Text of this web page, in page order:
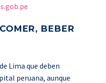
BEBER
Lima que deben
peruana, aunque